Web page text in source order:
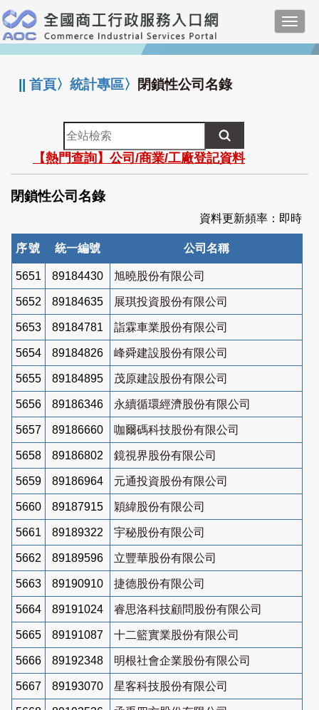
跳
到
主
要
:::
||首頁〉統計專區〉 閉鎖性公司名錄
全
站
檢
索
【熱門查詢】公司/商業/工廠登記資料
閉鎖性公司名錄
資料更新頻率：即時
序號 統一編號 公司名稱
5651 89184430 旭曉股份有限公司
5652 89184635 展琪投資股份有限公司
5653 89184781 詣霖車業股份有限公司
5654 89184826 峰舜建設股份有限公司
5655 89184895 茂原建設股份有限公司
5656 89186346 永續循環經濟股份有限公司
5657 89186660 咖爾碼科技股份有限公司
5658 89186802 鏡視界股份有限公司
5659 89186964 元通投資股份有限公司
5660 89187915 穎緯股份有限公司
5661 89189322 宇秘股份有限公司
5662 89189596 立豐華股份有限公司
5663 89190910 捷德股份有限公司
5664 89191024 睿思洛科技顧問股份有限公司
5665 89191087 十二籃實業股份有限公司
5666 89192348 明根社會企業股份有限公司
5667 89193070 星客科技股份有限公司